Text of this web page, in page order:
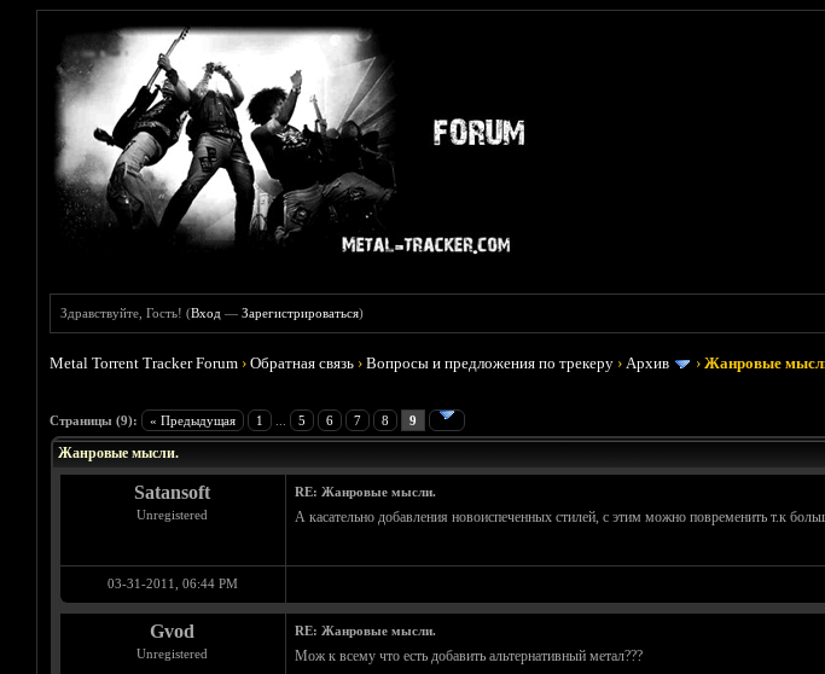
Здравствуйте, Гость! (Вход —Зарегистрироваться)
Metal Torrent Tracker Forum ›Обратная связь ›Вопросы и предложения по трекеру ›Архив ›Жанровые
Страницы (9): « Предыдущая 1 5 6 7 8 9
Голосов: 0 - Средняя оценка: 0
1
2
3
4
5
Жанровые мысли.
Satansoft
Unregistered
RE: Жанровые мысли.
А касательно добавления новоиспеченных стилей, с этим можно повременить т.к
03-31-2011, 06:44 PM
Gvod
Unregistered
RE: Жанровые мысли.
Мож к всему что есть добавить альтернативный метал???